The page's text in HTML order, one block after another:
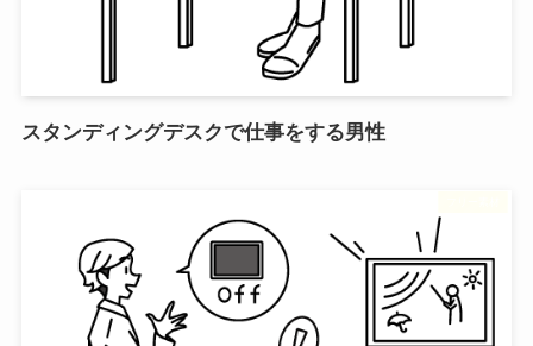
スタンディングデスクで仕事をする男性